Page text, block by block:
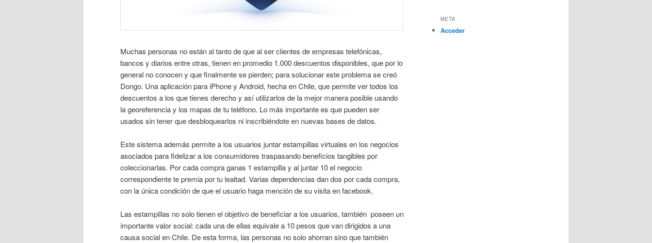
Muchas personas no están al tanto de que al ser clientes de empresas telefónicas,
bancos y diarios entre otras, tienen en promedio 1.000 descuentos disponibles, que por lo
general no conocen y que finalmente se pierden; para solucionar este problema se creó
Dongo. Una aplicación para iPhone y Android, hecha en Chile, que permite ver todos los
descuentos a los que tienes derecho y así utilizarlos de la mejor manera posible usando
la georeferencia y los mapas de tu teléfono. Lo más importante es que pueden ser
usados sin tener que desbloquearlos ni inscribiéndote en nuevas bases de datos.
Este sistema además permite a los usuarios juntar estampillas virtuales en los negocios
asociados para fidelizar a los consumidores traspasando beneficios tangibles por
coleccionarlas. Por cada compra ganas 1 estampilla y al juntar 10 el negocio
correspondiente te premia por tu lealtad. Varias dependencias dan dos por cada compra,
con la única condición de que el usuario haga mención de su visita en facebook.
Las estampillas no solo tienen el objetivo de beneficiar a los usuarios, también poseen un
importante valor social: cada una de ellas equivale a 10 pesos que van dirigidos a una
causa social en Chile. De esta forma, las personas no solo ahorran sino que también
META
Acceder